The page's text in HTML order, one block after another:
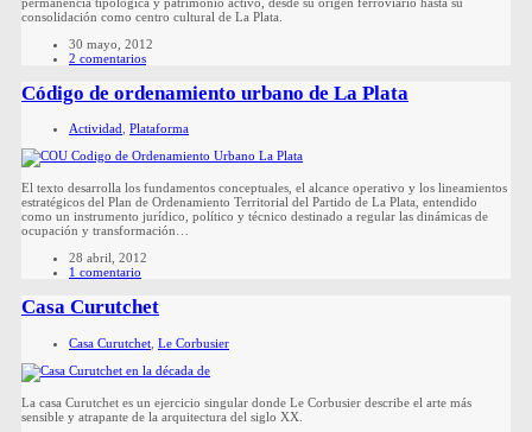
consolidación como centro cultural de La Plata.
30 mayo, 2012
2 comentarios
Código de ordenamiento urbano de La Plata
Actividad Plataforma
El texto desarrolla los fundamentos conceptuales, el alcance operativo y los lineamientos
estratégicos del Plan de Ordenamiento Territorial del Partido de La Plata, entendido
como un instrumento jurídico, político y técnico destinado a regular las dinámicas de
ocupación y transformación…
28 abril, 2012
1 comentario
Casa Curutchet
Casa Curutchet Le Corbusier
La casa Curutchet es un ejercicio singular donde Le Corbusier describe el arte más
sensible y atrapante de la arquitectura del siglo XX.